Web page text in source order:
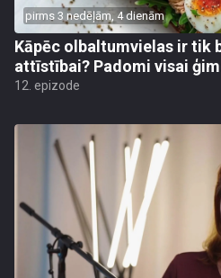
pirms 3 nedēļām, 4 dienām
Kāpēc olbaltumvielas ir tik
attīstībai? Padomi visai
12. epizode